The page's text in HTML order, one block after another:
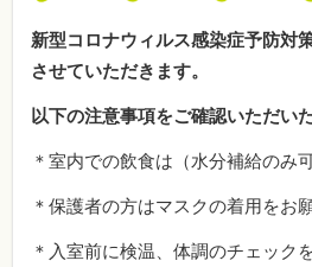
新型コロナウィルス感染症予防対
させていただきます。
以下の注意事項をご確認いただい
＊室内での飲食は（水分補給のみ
＊保護者の方はマスクの着用をお
＊入室前に検温、体調のチェック